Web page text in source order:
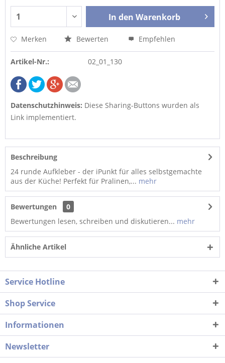
In den Warenkorb
Merken Bewerten Empfehlen
Artikel-Nr.: 02_01_130
Datenschutzhinweis: Diese Sharing-Buttons wurden als
Link implementiert.
Beschreibung
24 runde Aufkleber - der iPunkt für alles selbstgemachte
aus der Küche! Perfekt für Pralinen,... mehr
Bewertungen
0
Bewertungen lesen, schreiben und diskutieren... mehr
Ähnliche Artikel
Service Hotline
Shop Service
Informationen
Newsletter